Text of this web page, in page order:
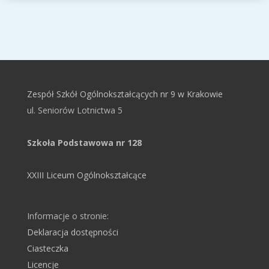
Zespół Szkół Ogólnokształcących nr 9 w Krakowie
ul. Seniorów Lotnictwa 5
Szkoła Podstawowa nr 128
XXIII Liceum Ogólnokształcące
Informacje o stronie:
Deklaracja dostępności
Ciasteczka
Licencje